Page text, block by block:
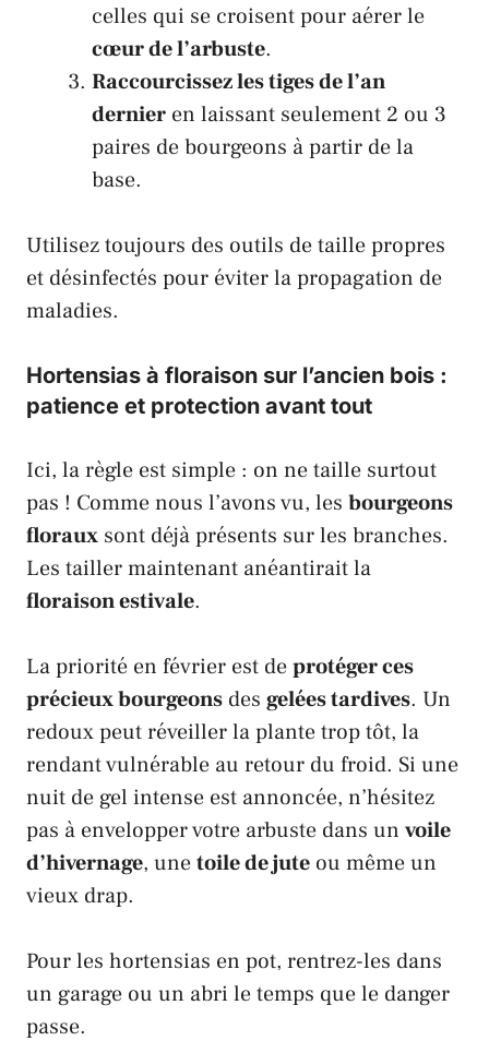
celles qui se croisent pour aérer le
cœur de l’arbuste.
Raccourcissez les tiges de l’an
dernier en laissant seulement 2 ou 3
paires de bourgeons à partir de la
base.
Utilisez toujours des outils de taille propres
et désinfectés pour éviter la propagation de
maladies.
Hortensias à floraison sur l’ancien bois :
patience et protection avant tout
Ici, la règle est simple : on ne taille surtout
pas ! Comme nous l’avons vu, les bourgeons
floraux sont déjà présents sur les branches.
Les tailler maintenant anéantirait la
floraison estivale.
La priorité en février est deprotéger ces
précieux bourgeons des gelées tardives. Un
redoux peut réveiller la plante trop tôt, la
rendant vulnérable au retour du froid. Si une
nuit de gel intense est annoncée, n’hésitez
pas à envelopper votre arbuste dans un voile
d’hivernage, unetoile de jute ou même un
vieux drap.
Pour les hortensias en pot, rentrez-les dans
un garage ou un abri le temps que le danger
passe.